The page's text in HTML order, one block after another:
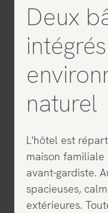
Deux
naturel
L'hôtel est
maison
avant-gardiste.
spacieuses,
extérieures.